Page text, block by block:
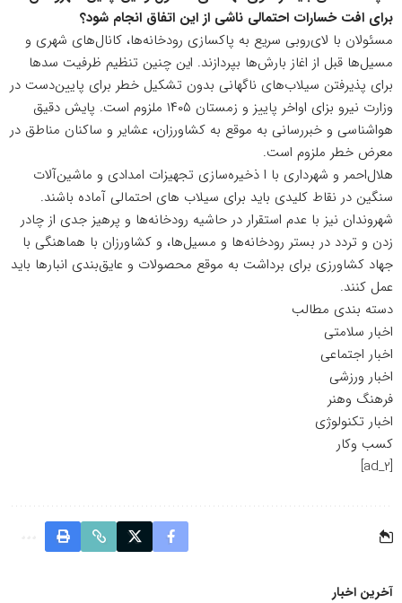
برای افت خسارات احتمالی ناشی از این اتفاق انجام شود؟
مسئولان با لای‌روبی سریع به پاکسازی رودخانه‌ها، کانال‌های شهری و
مسیل‌ها قبل از اغاز بارش‌ها بپردازند. این چنین تنظیم ظرفیت سدها
برای پذیرفتن سیلاب‌های ناگهانی بدون تشکیل خطر برای پایین‌دست در
وزارت نیرو بزای اواخر پاییز و زمستان ۱۴۰۵ ملزوم است. پایش دقیق
هواشناسی و خبر‌رسانی به موقع به کشاورزان، عشایر و ساکنان مناطق در
معرض خطر ملزوم است.
هلال‌احمر و شهرداری‌ با ا ذخیره‌سازی تجهیزات امدادی و ماشین‌آلات
سنگین در نقاط کلیدی باید برای سیلاب های احتمالی آماده باشند.
شهروندان نیز با عدم استقرار در حاشیه رودخانه‌ها و پرهیز جدی از چادر
زدن و تردد در بستر رودخانه‌ها و مسیل‌ها، و کشاورزان با هماهنگی با
جهاد کشاورزی برای برداشت به موقع محصولات و عایق‌بندی انبارها باید
عمل کنند.
دسته بندی مطالب
اخبار سلامتی
اخبار اجتماعی
اخبار ورزشی
فرهنگ وهنر
اخبار تکنولوژی
کسب وکار
[ad_2]
آخرین اخبار